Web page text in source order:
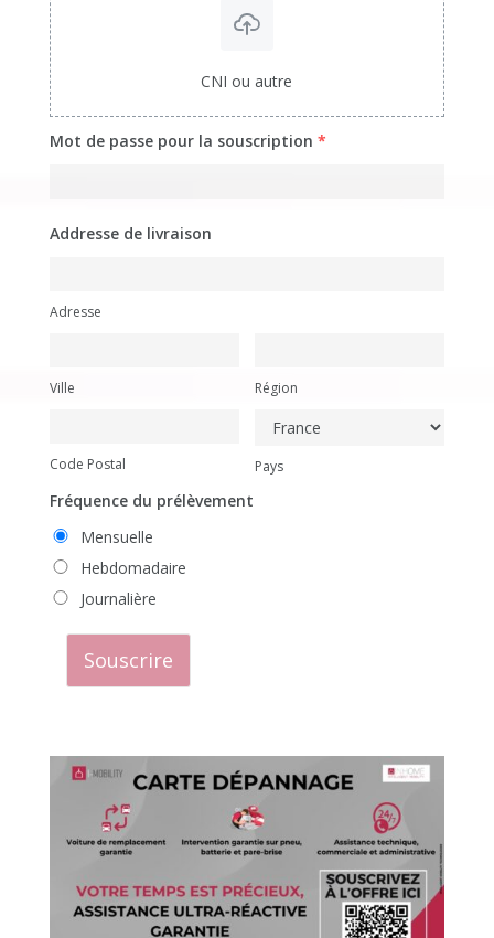
CNI ou autre
Mot de passe pour la souscription *
Addresse de livraison
Adresse
Ville Région
Code Postal Pays
Fréquence du prélèvement
Mensuelle
Hebdomadaire
Journalière
Souscrire